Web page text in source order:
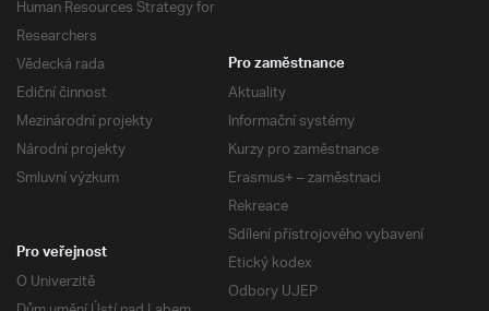
Human Resources Strategy for
Researchers
Vědecká rada
Ediční činnost
Mezinárodní projekty
Národní projekty
Smluvní výzkum
Pro zaměstnance
Aktuality
Informační systémy
Kurzy pro zaměstnance
Erasmus+ – zaměstnaci
Rekreace
Sdílení přístrojového vybavení
Etický kodex
Odbory UJEP
Pro veřejnost
O Univerzitě